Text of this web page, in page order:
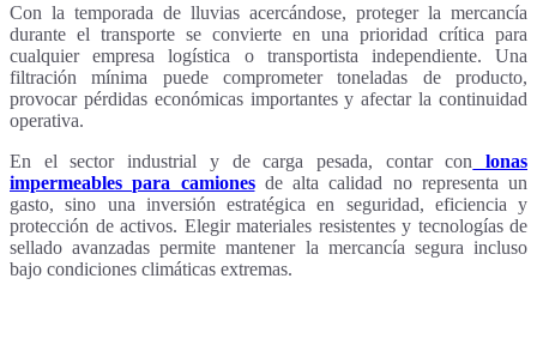
Con la temporada de lluvias acercándose, proteger la mercancía
durante el transporte se convierte en una prioridad crítica para
cualquier empresa logística o transportista independiente. Una
filtración mínima puede comprometer toneladas de producto,
provocar pérdidas económicas importantes y afectar la continuidad
operativa.
En el sector industrial y de carga pesada, contar con
lonas
impermeables para camionesde alta calidad no representa un
gasto, sino una inversión estratégica en seguridad, eficiencia y
protección de activos. Elegir materiales resistentes y tecnologías de
sellado avanzadas permite mantener la mercancía segura incluso
bajo condiciones climáticas extremas.